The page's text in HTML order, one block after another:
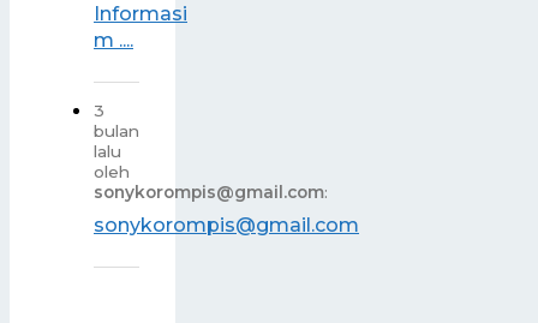
Informasi
m ....
3
bulan
lalu
oleh
sonykorompis@gmail.com:
sonykorompis@gmail.com